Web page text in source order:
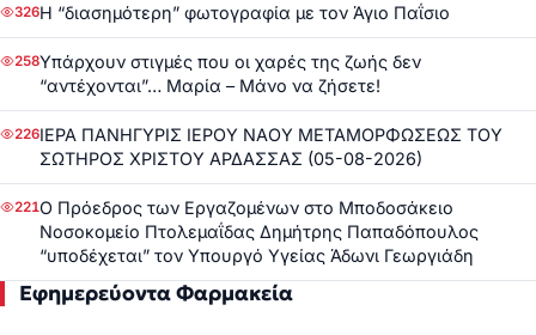
326Η “διασημότερη” φωτογραφία με τον Άγιο Παΐσιο
258Υπάρχουν στιγμές που οι χαρές της ζωής δεν
“αντέχονται”… Μαρία – Μάνο να ζήσετε!
226ΙΕΡΑ ΠΑΝΗΓΥΡΙΣ ΙΕΡΟΥ ΝΑΟΥ ΜΕΤΑΜΟΡΦΩΣΕΩΣ ΤΟΥ
ΣΩΤΗΡΟΣ ΧΡΙΣΤΟΥ ΑΡΔΑΣΣΑΣ (05-08-2026)
221Ο Πρόεδρος των Εργαζομένων στο Μποδοσάκειο
Νοσοκομείο Πτολεμαΐδας Δημήτρης Παπαδόπουλος
“υποδέχεται” τον Υπουργό Υγείας Άδωνι Γεωργιάδη
Εφημερεύοντα Φαρμακεία